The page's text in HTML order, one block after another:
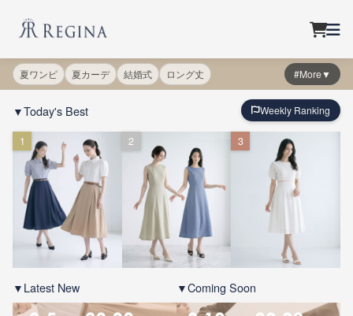
夏ワンピ 夏カーデ 結婚式 ロング丈 #More▼
▼Today's Best Weekly Ranking
1 2 3
▼Latest New ▼Coming Soon